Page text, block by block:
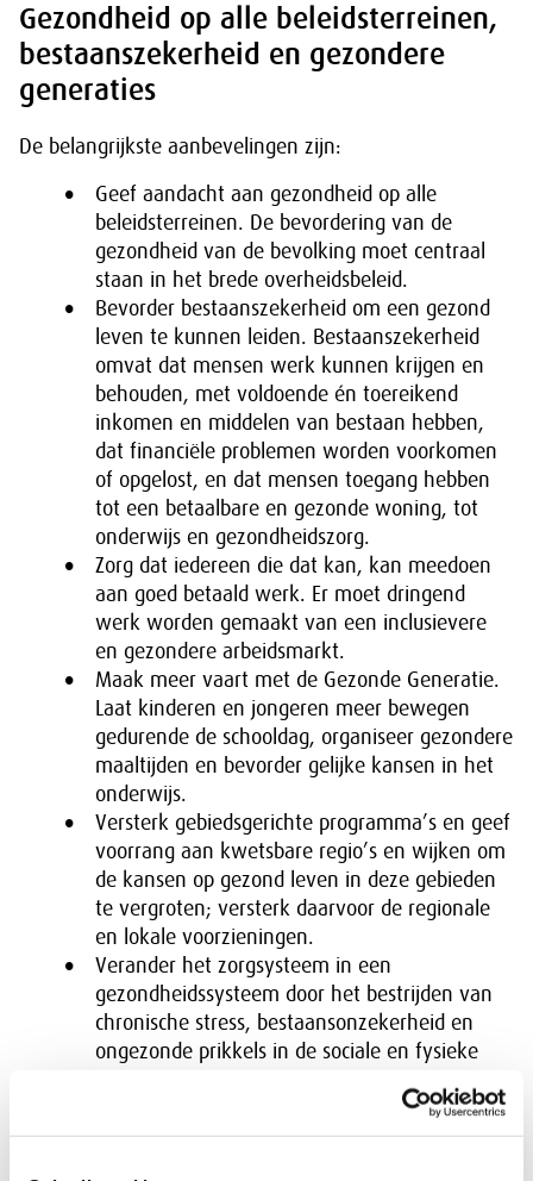
Gezondheid op alle beleidsterreinen,
bestaanszekerheid en gezondere
generaties
De belangrijkste aanbevelingen zijn:
Geef aandacht aan gezondheid op alle
beleidsterreinen. De bevordering van de
gezondheid van de bevolking moet centraal
staan in het brede overheidsbeleid.
Bevorder bestaanszekerheid om een gezond
leven te kunnen leiden. Bestaanszekerheid
omvat dat mensen werk kunnen krijgen en
behouden, met voldoende én toereikend
inkomen en middelen van bestaan hebben,
dat financiële problemen worden voorkomen
of opgelost, en dat mensen toegang hebben
tot een betaalbare en gezonde woning, tot
onderwijs en gezondheidszorg.
Zorg dat iedereen die dat kan, kan meedoen
aan goed betaald werk. Er moet dringend
werk worden gemaakt van een inclusievere
en gezondere arbeidsmarkt.
Maak meer vaart met de Gezonde Generatie.
Laat kinderen en jongeren meer bewegen
gedurende de schooldag, organiseer gezondere
maaltijden en bevorder gelijke kansen in het
onderwijs.
Versterk gebiedsgerichte programma’s en geef
voorrang aan kwetsbare regio’s en wijken om
de kansen op gezond leven in deze gebieden
te vergroten; versterk daarvoor de regionale
en lokale voorzieningen.
Verander het zorgsysteem in een
gezondheidssysteem door het bestrijden van
chronische stress, bestaansonzekerheid en
ongezonde prikkels in de sociale en fysieke